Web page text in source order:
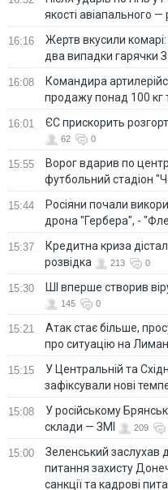
якості авіапального —
16:16
Жертв вкусили комарі:
два випадки гарячки
16:08
Командира
продажу понад 100 кг
16:01 ЄС прискорить
62 0
15:55
Ворог вдарив по
футбольний стадіон
15:44
Росіяни почали
дрона "Гербера", -
15:37
Кредитна криза
розвідка
213 0
15:30 ШІ вперше створив
145 0
15:21
Атак стає більше,
про ситуацію на
15:15
У Центральній та
зафіксували нові
15:08
У російському
склади — ЗМІ
209
15:00
Зеленський заслухав
питання захисту
санкції та кадрові